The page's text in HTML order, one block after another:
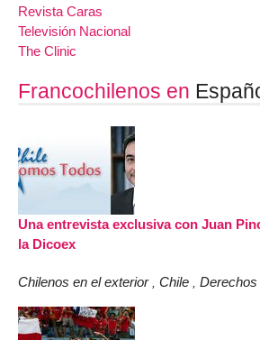
Revista Caras
Televisión Nacional
The Clinic
Francochilenos en
Una entrevista exclusiva con Juan
la Dicoex
Chilenos en el exterior , Chile , Derechos